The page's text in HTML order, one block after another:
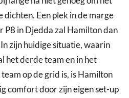
dichten. Een plek in de marge
P8 in Djedda zal Hamilton dan
zijn huidige situatie, waarin
het derde team en in het
op de grid is, is Hamilton
comfort door zijn eigen set-up